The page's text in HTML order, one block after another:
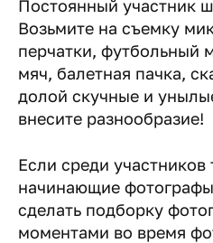
Постоянный участник
Возьмите на съемку
перчатки, футбольный
мяч, балетная пачка,
долой скучные и
внесите разнообразие!
Если среди участников
начинающие
сделать подборку
моментами во время